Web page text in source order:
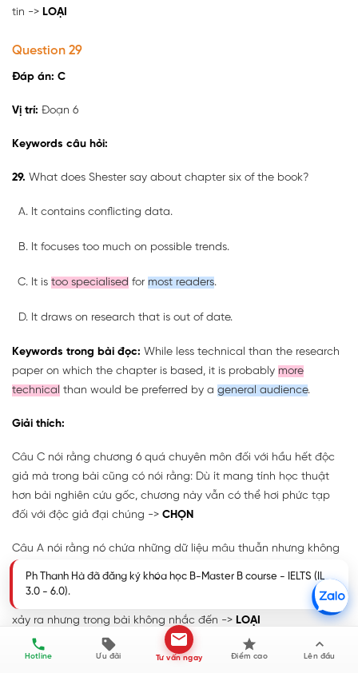
tin -> LOẠI
Question 29
Đáp án: C
Vị trí: Đoạn 6
Keywords câu hỏi:
29. What does Shester say about chapter six of the book?
It contains conflicting data.
It focuses too much on possible trends.
It is too specialised for most readers.
It draws on research that is out of date.
Keywords trong bài đọc: While less technical than the research
paper on which the chapter is based, it is probably more
technical than would be preferred by a general audience.
Giải thích:
Câu C nói rằng chương 6 quá chuyên môn đối với hầu hết độc
giả mà trong bài cũng có nói rằng: Dù ít mang tính học thuật
hơn bài nghiên cứu gốc, chương này vẫn có thể hơi phức tạp
đối với độc giả đại chúng -> CHỌN
Câu A nói rằng nó chứa những dữ liệu mâu thuẫn nhưng không
có thông tin này trong bài ->
Câu B nói rằng nó tập trung quá nhiều vào các xu hướng có thể
xảy ra nhưng trong bài không nhắc đến -> LOẠI
Câu D nói rằng nó dựa trên nghiên cứu đã lỗi thời nhưng cũng
Hotline Ưu đãi Tư vấn ngay Điểm cao Lên đầu
Ph Thanh Hà đã đăng ký khóa học B-Master B course - IELTS (IL
3.0 - 6.0).